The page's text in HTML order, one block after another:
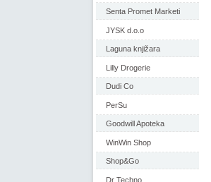
Senta Promet Marketi
JYSK d.o.o
Laguna knjižara
Lilly Drogerie
Dudi Co
PerSu
Goodwill Apoteka
WinWin Shop
Shop&Go
Dr Techno